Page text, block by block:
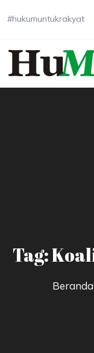
#hukumuntukrakyat
Tag:
Beranda